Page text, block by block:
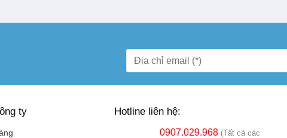
ty Hotline liên hệ:
0907.029.968 (Tất cả các